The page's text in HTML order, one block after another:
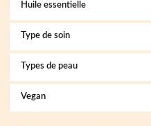
Huile essentielle
Type de soin
Types de peau
Vegan